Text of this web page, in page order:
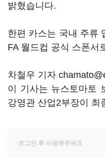
밝혔습니다.
한편 카스는 국내 주류
FA 월드컵 공식 스폰서
차철우 기자
이 기사는 뉴스토마토
강영관 산업2부장이 최